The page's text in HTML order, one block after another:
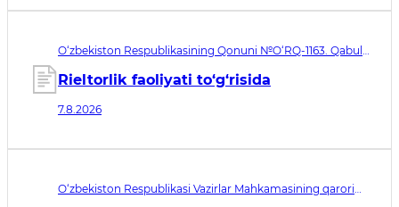
O‘zbekiston Respublikasining Qonuni №O‘RQ-1163. Qabul
Rieltorlik faoliyati to‘g‘risida
7.8.2026
O‘zbekiston Respublikasi Vazirlar Mahkamasining qarori